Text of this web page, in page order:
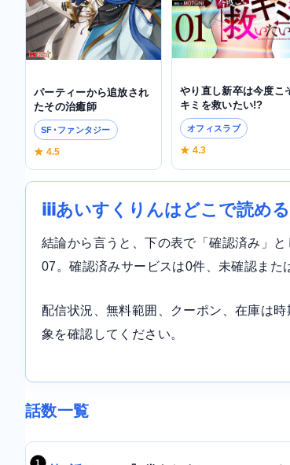
パーティーから追放され
たその治癒師
SF･ファンタジー
★ 4.5
やり直し新卒は今度こ
キミを救いたい!?
オフィスラブ
★ 4.3
iiiあいすくりんはどこで読める
結論から言うと、下の表で「確認済み」
07。確認済みサービスは0件、未確認また
配信状況、無料範囲、クーポン、在庫は
象を確認してください。
話数一覧